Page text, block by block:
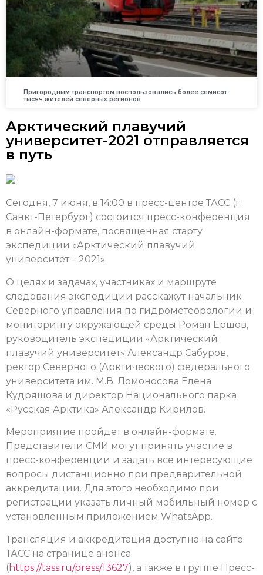
Пригородным транспортом воспользовались более семисот
тысяч жителей северных регионов
Арктический плавучий
университет-2021 отправляется
в путь
Сегодня, 7 июня, в 14:00 в пресс-центре ТАСС (г.
Санкт-Петербург) состоится пресс-конференция
в онлайн-формате, посвященная старту
экспедиции «Арктический плавучий
университет – 2021».
О целях и задачах, участниках и маршруте
следования экспедиции расскажут начальник
Северного управления по гидрометеорологии и
мониторингу окружающей среды Роман Ершов,
руководитель экспедиции «Арктический
плавучий университет» Александр Сабуров,
ректор Северного (Арктического) федерального
университета им. М.В. Ломоносова Елена
Кудряшова и директор Национального парка
«Русская Арктика» Александр Кирилов.
Мероприятие пройдет в онлайн-формате.
Представители СМИ могут принять участие в
пресс-конференции и задать все интересующие
вопросы дистанционно при предварительной
аккредитации. Для этого необходимо при
регистрации указать личный мобильный номер с
установленным приложением WhatsApp.
Трансляция и аккредитация доступна на сайте
ТАСС на странице анонса
(https://tass.ru/press/13627), а также в группе Пресс-